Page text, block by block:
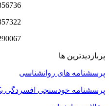
پربازدیدترین ها
پرسشنامه های روانشناسی
پرسشنامه خودسنجی افسردگی